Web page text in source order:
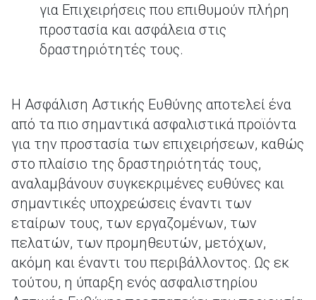
για Επιχειρήσεις που επιθυμούν πλήρη
προστασία και ασφάλεια στις
δραστηριότητές τους.
Η Ασφάλιση Αστικής Ευθύνης αποτελεί ένα
από τα πιο σημαντικά ασφαλιστικά προϊόντα
για την προστασία των επιχειρήσεων, καθώς
στο πλαίσιο της δραστηριότητάς τους,
αναλαμβάνουν συγκεκριμένες ευθύνες και
σημαντικές υποχρεώσεις έναντι των
εταίρων τους, των εργαζομένων, των
πελατών, των προμηθευτών, μετόχων,
ακόμη και έναντι του περιβάλλοντος. Ως εκ
τούτου, η ύπαρξη ενός ασφαλιστηρίου